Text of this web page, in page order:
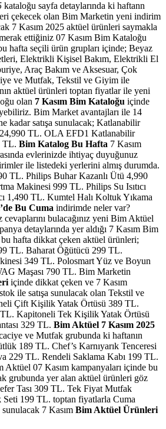
kataloğu sayfa detaylarında ki haftann
çekecek olan Bim Marketin yeni indirim
7 Kasım 2025 aktüel ürünleri saymakla
ettiğiniz 07 Kasım Bim Kataloğu
hafta seçili ürün grupları içinde; Beyaz
Elektrikli Kişisel Bakım, Elektrikli El
Araç Bakım ve Aksesuar, Çok
ve Mutfak, Tekstil ve Giyim ile
aktüel ürünleri toptan fiyatlar ile yeni
olan 7 Kasım Bim Kataloğu içinde
Bim Market avantajları ile 14
kadar satışa sunulacak; Katlanabilir
TL. OLA EFD1 Katlanabilir
TL. Bim Katalog Bu Hafta 7 Kasım
evlerinizde ihtiyaç duyuğunuz
ile listedeki yerlerini almış durumda.
TL. Philips Buhar Kazanlı Ütü 4,990
Makinesi 999 TL. Philips Su Isıtıcı
1,490 TL. Kumtel Halı Koltuk Yıkama
Bu Cuma indirimde neler var?
bulacağınız yeni Bim Aktüel
detaylarında yer aldığı 7 Kasım Bim
hafta dikkat çeken aktüel ürünleri;
TL. Baharat Öğütücü 299 TL.
349 TL. Polosmart Yüz ve Boyun
Maşası 790 TL. Bim Marketin
içinde dikkat çeken ve 7 Kasım
ile satışa sunulacak olan Tekstil ve
Çift Kişilik Yatak Örtüsü 389 TL.
TL. Kapitoneli Tek Kişilik Yatak Örtüsü
329 TL. Bim Aktüel 7 Kasım 2025
ve Mutfak grubunda ki haftanın
189 TL. Chef’s Karnıyarık Tenceresi
229 TL. Rendeli Saklama Kabı 199 TL.
Aktüel 07 Kasım kampanyaları içinde bu
grubunda yer alan aktüel ürünleri göz
Tası 309 TL. Tek Fiyat Mutfak
199 TL. toptan fiyatlarla Cuma
7 Kasım BimAktüel Ürünleri